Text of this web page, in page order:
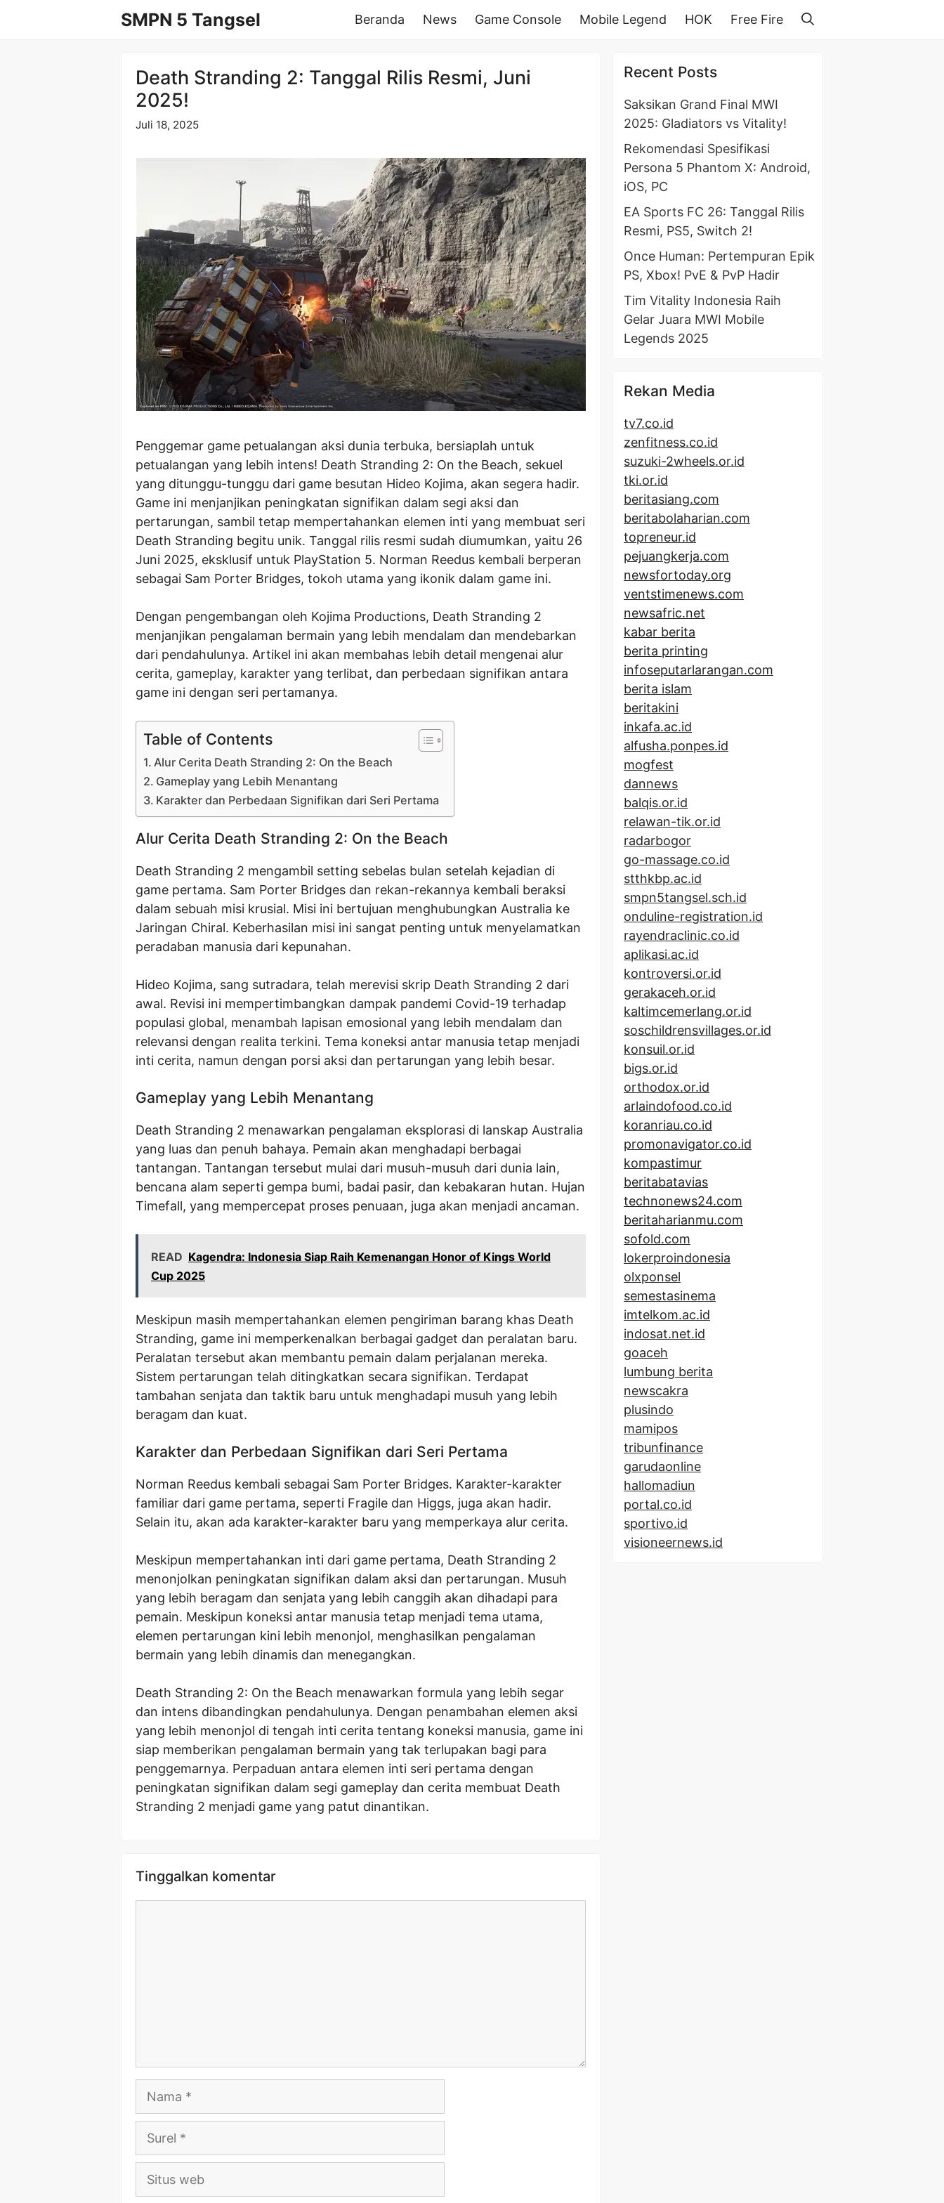
SMPN 5 Tangsel Beranda News Game Console Mobile Legend HOK Free Fire
Death Stranding 2: Tanggal Rilis Resmi, Juni
2025!
Juli 18, 2025
Penggemar game petualangan aksi dunia terbuka, bersiaplah untuk
petualangan yang lebih intens! Death Stranding 2: On the Beach, sekuel
yang ditunggu-tunggu dari game besutan Hideo Kojima, akan segera hadir.
Game ini menjanjikan peningkatan signifikan dalam segi aksi dan
pertarungan, sambil tetap mempertahankan elemen inti yang membuat seri
Death Stranding begitu unik. Tanggal rilis resmi sudah diumumkan, yaitu 26
Juni 2025, eksklusif untuk PlayStation 5. Norman Reedus kembali berperan
sebagai Sam Porter Bridges, tokoh utama yang ikonik dalam game ini.
Dengan pengembangan oleh Kojima Productions, Death Stranding 2
menjanjikan pengalaman bermain yang lebih mendalam dan mendebarkan
dari pendahulunya. Artikel ini akan membahas lebih detail mengenai alur
cerita, gameplay, karakter yang terlibat, dan perbedaan signifikan antara
game ini dengan seri pertamanya.
Table of Contents
Alur Cerita Death Stranding 2: On the Beach
Gameplay yang Lebih Menantang
Karakter dan Perbedaan Signifikan dari Seri Pertama
Alur Cerita Death Stranding 2: On the Beach
Death Stranding 2 mengambil setting sebelas bulan setelah kejadian di
game pertama. Sam Porter Bridges dan rekan-rekannya kembali beraksi
dalam sebuah misi krusial. Misi ini bertujuan menghubungkan Australia ke
Jaringan Chiral. Keberhasilan misi ini sangat penting untuk menyelamatkan
peradaban manusia dari kepunahan.
Hideo Kojima, sang sutradara, telah merevisi skrip Death Stranding 2 dari
awal. Revisi ini mempertimbangkan dampak pandemi Covid-19 terhadap
populasi global, menambah lapisan emosional yang lebih mendalam dan
relevansi dengan realita terkini. Tema koneksi antar manusia tetap menjadi
inti cerita, namun dengan porsi aksi dan pertarungan yang lebih besar.
Gameplay yang Lebih Menantang
Death Stranding 2 menawarkan pengalaman eksplorasi di lanskap Australia
yang luas dan penuh bahaya. Pemain akan menghadapi berbagai
tantangan. Tantangan tersebut mulai dari musuh-musuh dari dunia lain,
bencana alam seperti gempa bumi, badai pasir, dan kebakaran hutan. Hujan
Timefall, yang mempercepat proses penuaan, juga akan menjadi ancaman.
READ Kagendra: Indonesia Siap Raih Kemenangan Honor of Kings World
Cup 2025
Meskipun masih mempertahankan elemen pengiriman barang khas Death
Stranding, game ini memperkenalkan berbagai gadget dan peralatan baru.
Peralatan tersebut akan membantu pemain dalam perjalanan mereka.
Sistem pertarungan telah ditingkatkan secara signifikan. Terdapat
tambahan senjata dan taktik baru untuk menghadapi musuh yang lebih
beragam dan kuat.
Karakter dan Perbedaan Signifikan dari Seri Pertama
Norman Reedus kembali sebagai Sam Porter Bridges. Karakter-karakter
familiar dari game pertama, seperti Fragile dan Higgs, juga akan hadir.
Selain itu, akan ada karakter-karakter baru yang memperkaya alur cerita.
Meskipun mempertahankan inti dari game pertama, Death Stranding 2
menonjolkan peningkatan signifikan dalam aksi dan pertarungan. Musuh
yang lebih beragam dan senjata yang lebih canggih akan dihadapi para
pemain. Meskipun koneksi antar manusia tetap menjadi tema utama,
elemen pertarungan kini lebih menonjol, menghasilkan pengalaman
bermain yang lebih dinamis dan menegangkan.
Death Stranding 2: On the Beach menawarkan formula yang lebih segar
dan intens dibandingkan pendahulunya. Dengan penambahan elemen aksi
yang lebih menonjol di tengah inti cerita tentang koneksi manusia, game ini
siap memberikan pengalaman bermain yang tak terlupakan bagi para
penggemarnya. Perpaduan antara elemen inti seri pertama dengan
peningkatan signifikan dalam segi gameplay dan cerita membuat Death
Stranding 2 menjadi game yang patut dinantikan.
Tinggalkan komentar
Surel
Situs
Recent Posts
Saksikan Grand Final MWI
2025: Gladiators vs Vitality!
Rekomendasi Spesifikasi
Persona 5 Phantom X: Android,
iOS, PC
EA Sports FC 26: Tanggal Rilis
Resmi, PS5, Switch 2!
Once Human: Pertempuran Epik
PS, Xbox! PvE & PvP Hadir
Tim Vitality Indonesia Raih
Gelar Juara MWI Mobile
Legends 2025
Rekan Media
tv7.co.id
zenfitness.co.id
suzuki-2wheels.or.id
tki.or.id
beritasiang.com
beritabolaharian.com
topreneur.id
pejuangkerja.com
newsfortoday.org
ventstimenews.com
newsafric.net
kabar berita
berita printing
infoseputarlarangan.com
berita islam
beritakini
inkafa.ac.id
alfusha.ponpes.id
mogfest
dannews
balqis.or.id
relawan-tik.or.id
radarbogor
go-massage.co.id
stthkbp.ac.id
smpn5tangsel.sch.id
onduline-registration.id
rayendraclinic.co.id
aplikasi.ac.id
kontroversi.or.id
gerakaceh.or.id
kaltimcemerlang.or.id
soschildrensvillages.or.id
konsuil.or.id
bigs.or.id
orthodox.or.id
arlaindofood.co.id
koranriau.co.id
promonavigator.co.id
kompastimur
beritabatavias
technonews24.com
beritaharianmu.com
sofold.com
lokerproindonesia
olxponsel
semestasinema
imtelkom.ac.id
indosat.net.id
goaceh
lumbung berita
newscakra
plusindo
mamipos
tribunfinance
garudaonline
hallomadiun
portal.co.id
sportivo.id
visioneernews.id